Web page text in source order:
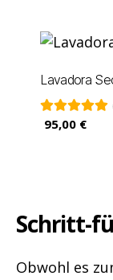
Lavadora
95,00 €
Schritt-
Obwohl es